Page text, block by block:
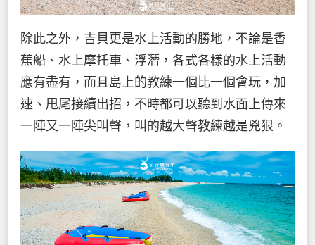
除此之外，吉貝更是水上活動的勝地，不論是香
蕉船、水上摩托車、浮潛，各式各樣的水上活動
應有盡有，而且島上的教練一個比一個會玩，加
速、甩尾接續出招，不時都可以聽到水面上傳來
一陣又一陣尖叫聲，叫的越大聲教練越是兇狠。